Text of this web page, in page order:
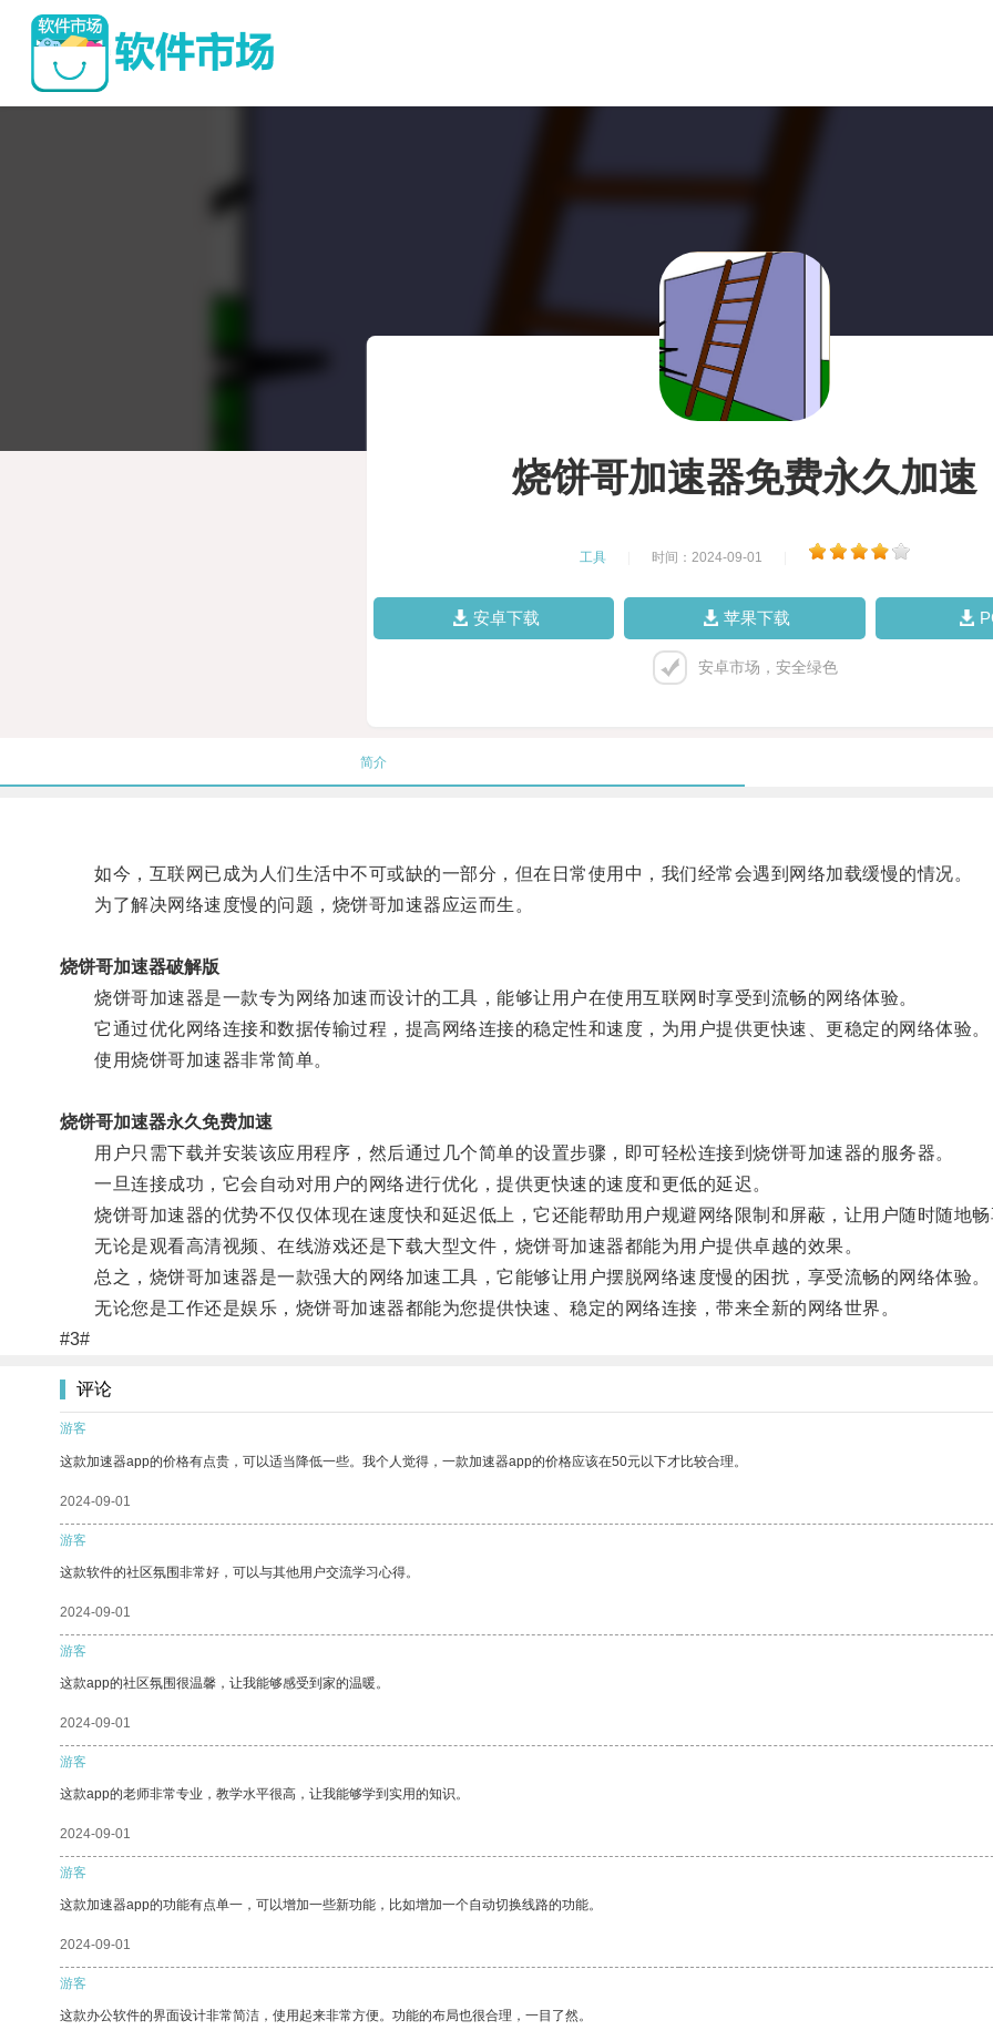
烧饼哥加速器免费永久加速
工具 时间：2024-09-01
安卓下载 苹果下载
安卓市场，安全绿色
简介
如今，互联网已成为人们生活中不可或缺的一部分，但在日常使用中，我们经常会遇到网络加载缓慢的情况。
为了解决网络速度慢的问题，烧饼哥加速器应运而生。
烧饼哥加速器破解版
烧饼哥加速器是一款专为网络加速而设计的工具，能够让用户在使用互联网时享受到流畅的网络体验。
它通过优化网络连接和数据传输过程，提高网络连接的稳定性和速度，为用户提供更快速、更稳定的网络体验。
使用烧饼哥加速器非常简单。
烧饼哥加速器永久免费加速
用户只需下载并安装该应用程序，然后通过几个简单的设置步骤，即可轻松连接到烧饼哥加速器的服务器。
一旦连接成功，它会自动对用户的网络进行优化，提供更快速的速度和更低的延迟。
烧饼哥加速器的优势不仅仅体现在速度快和延迟低上，它还能帮助用户规避网络限制和屏蔽，让用户随时随地畅
无论是观看高清视频、在线游戏还是下载大型文件，烧饼哥加速器都能为用户提供卓越的效果。
总之，烧饼哥加速器是一款强大的网络加速工具，它能够让用户摆脱网络速度慢的困扰，享受流畅的网络体验。
无论您是工作还是娱乐，烧饼哥加速器都能为您提供快速、稳定的网络连接，带来全新的网络世界。
#3#
评论
游客
这款加速器app的价格有点贵，可以适当降低一些。我个人觉得，一款加速器app的价格应该在50元以下才比较合理。
2024-09-01
游客
这款软件的社区氛围非常好，可以与其他用户交流学习心得。
2024-09-01
游客
这款app的社区氛围很温馨，让我能够感受到家的温暖。
2024-09-01
游客
这款app的老师非常专业，教学水平很高，让我能够学到实用的知识。
2024-09-01
游客
这款加速器app的功能有点单一，可以增加一些新功能，比如增加一个自动切换线路的功能。
2024-09-01
游客
这款办公软件的界面设计非常简洁，使用起来非常方便。功能的布局也很合理，一目了然。